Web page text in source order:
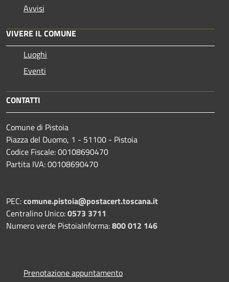
Avvisi
VIVERE IL COMUNE
Luoghi
Eventi
CONTATTI
Comune di Pistoia
Piazza del Duomo, 1 - 51100 - Pistoia
Codice Fiscale: 00108690470
Partita IVA: 00108690470
PEC:comune.pistoia@postacert.toscana.it
Centralino Unico:0573 3711
Numero verde PistoiaInforma:800 012 146
Prenotazione appuntamento